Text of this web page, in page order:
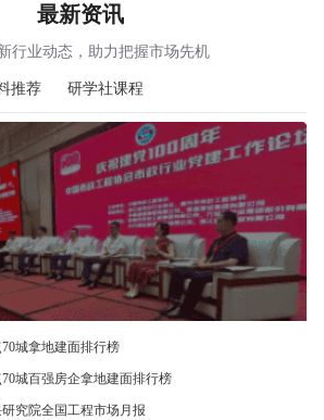
最新资讯
行业动态，助力把握市场先机
推荐 研学社课程
城拿地建面排行榜
70城百强房企拿地建面排行榜
研究院全国工程市场月报